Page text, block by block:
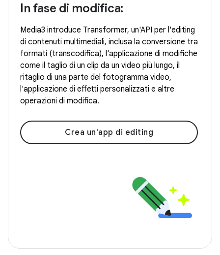
In fase di modifica:
Media3 introduce Transformer, un'API per l'editing
di contenuti multimediali, inclusa la conversione tra
formati (transcodifica), l'applicazione di modifiche
come il taglio di un clip da un video più lungo, il
ritaglio di una parte del fotogramma video,
l'applicazione di effetti personalizzati e altre
operazioni di modifica.
Crea un'app di editing